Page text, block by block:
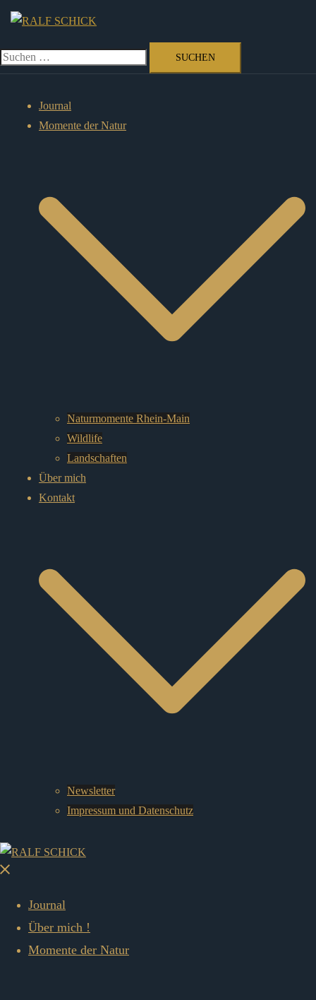
Zum
Inhalt
springen
Suchen
Journal
Momente der Natur
Naturmomente Rhein-Main
Wildlife
Landschaften
Über mich
Kontakt
Newsletter
Impressum und Datenschutz
Menü
Journal
Über mich !
Momente der Natur